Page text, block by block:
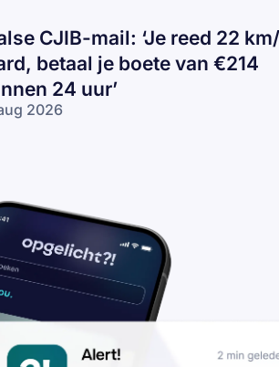
CJIB-mail: ‘Je reed 22
betaal je boete van €214
24 uur’
2026